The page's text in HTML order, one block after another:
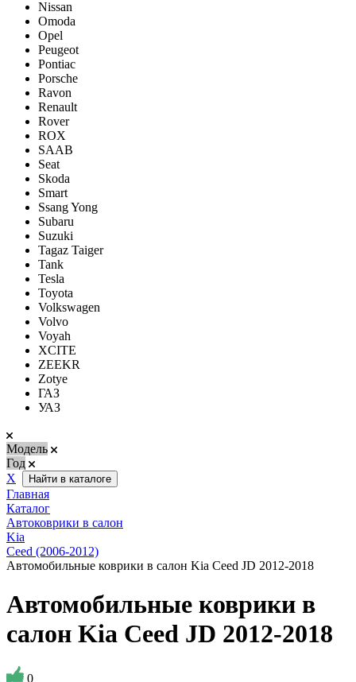
Nissan
Omoda
Opel
Peugeot
Pontiac
Porsсhe
Ravon
Renault
Rover
ROX
SAAB
Seat
Skoda
Smart
Ssang Yong
Subaru
Suzuki
Tagaz Taiger
Tank
Tesla
Toyota
Volkswagen
Volvo
Voyah
XCITE
ZEEKR
Zotye
ГАЗ
УАЗ
Модель
Год
Х
Найти в каталоге
Главная
Каталог
Автоковрики в салон
Kia
Ceed (2006-2012)
Автомобильные коврики в салон Kia Ceed JD 2012-2018
Автомобильные коврики в
салон Kia Ceed JD 2012-2018
0